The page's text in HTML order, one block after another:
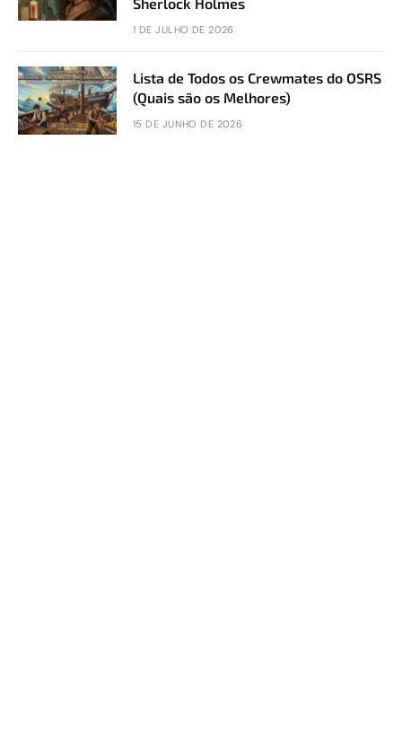
1 DE JULHO DE 2026
Lista de Todos os Crewmates do OSRS
(Quais são os Melhores)
15 DE JUNHO DE 2026